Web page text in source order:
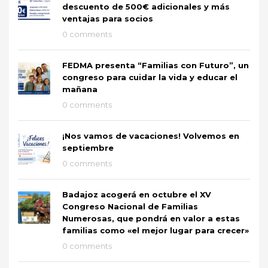
descuento de 500€ adicionales y más
ventajas para socios
0 comments
FEDMA presenta “Familias con Futuro”, un
congreso para cuidar la vida y educar el
mañana
0 comments
¡Nos vamos de vacaciones! Volvemos en
septiembre
0 comments
Badajoz acogerá en octubre el XV
Congreso Nacional de Familias
Numerosas, que pondrá en valor a estas
familias como «el mejor lugar para crecer»
0 comments